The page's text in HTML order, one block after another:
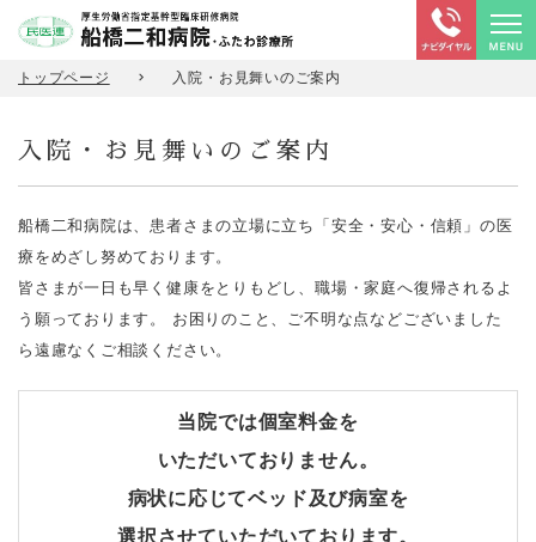
トップページ 入院・お見舞いのご案内
入院・お見舞いのご案内
船橋二和病院は、患者さまの立場に立ち「安全・安心・信頼」の医
療をめざし努めております。
皆さまが一日も早く健康をとりもどし、職場・家庭へ復帰されるよ
う願っております。 お困りのこと、ご不明な点などございました
ら遠慮なくご相談ください。
当院では個室料金を
いただいておりません。
病状に応じてベッド及び病室を
選択させていただいております。